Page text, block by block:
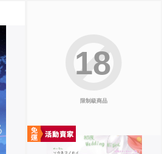
限制級商品
18